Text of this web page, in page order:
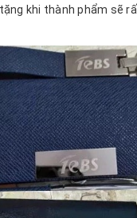
khi thành phẩm sẽ